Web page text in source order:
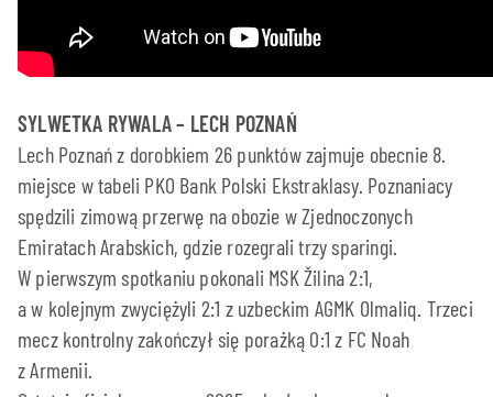
SYLWETKA RYWALA – LECH POZNAŃ
Lech Poznań z dorobkiem 26 punktów zajmuje obecnie 8.
miejsce w tabeli PKO Bank Polski Ekstraklasy. Poznaniacy
spędzili zimową przerwę na obozie w Zjednoczonych
Emiratach Arabskich, gdzie rozegrali trzy sparingi.
W pierwszym spotkaniu pokonali MSK Žilina 2:1,
a w kolejnym zwyciężyli 2:1 z uzbeckim AGMK Olmaliq. Trzeci
mecz kontrolny zakończył się porażką 0:1 z FC Noah
z Armenii.